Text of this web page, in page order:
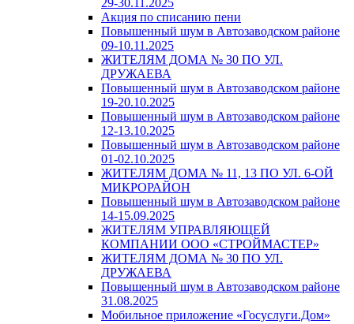
29-30.11.2025
Акция по списанию пени
Повышенный шум в Автозаводском районе
09-10.11.2025
ЖИТЕЛЯМ ДОМА № 30 ПО УЛ.
ДРУЖАЕВА
Повышенный шум в Автозаводском районе
19-20.10.2025
Повышенный шум в Автозаводском районе
12-13.10.2025
Повышенный шум в Автозаводском районе
01-02.10.2025
ЖИТЕЛЯМ ДОМА № 11, 13 ПО УЛ. 6-ОЙ
МИКРОРАЙОН
Повышенный шум в Автозаводском районе
14-15.09.2025
ЖИТЕЛЯМ УПРАВЛЯЮЩЕЙ
КОМПАНИИ ООО «СТРОЙМАСТЕР»
ЖИТЕЛЯМ ДОМА № 30 ПО УЛ.
ДРУЖАЕВА
Повышенный шум в Автозаводском районе
31.08.2025
Мобильное приложение «Госуслуги.Дом»